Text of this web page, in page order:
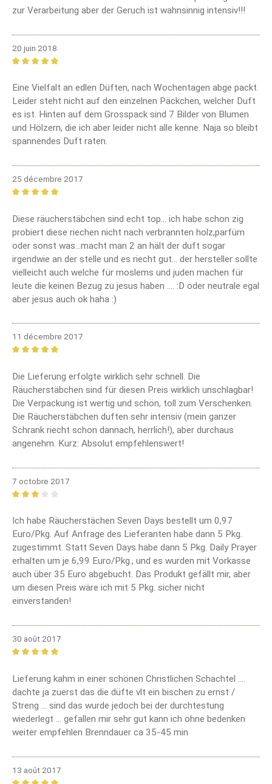
zur Verarbeitung aber der Geruch ist wahnsinnig intensiv!!!
20 juin 2018
Eine Vielfalt an edlen Düften, nach Wochentagen abge packt.
Leider steht nicht auf den einzelnen Päckchen, welcher Duft
es ist. Hinten auf dem Grosspack sind 7 Bilder von Blumen
und Hölzern, die ich aber leider nicht alle kenne. Naja so bleibt
spannendes Duft raten.
25 décembre 2017
Diese räucherstäbchen sind echt top... ich habe schon zig
probiert diese riechen nicht nach verbrannten holz,parfüm
oder sonst was...macht man 2 an hält der duft sogar
irgendwie an der stelle und es riecht gut... der hersteller sollte
vielleicht auch welche für moslems und juden machen für
leute die keinen Bezug zu jesus haben .... :D oder neutrale egal
aber jesus auch ok haha :)
11 décembre 2017
Die Lieferung erfolgte wirklich sehr schnell. Die
Räucherstäbchen sind für diesen Preis wirklich unschlagbar!
Die Verpackung ist wertig und schön, toll zum Verschenken.
Die Räucherstäbchen duften sehr intensiv (mein ganzer
Schrank riecht schon dannach, herrlich!), aber durchaus
angenehm. Kurz: Absolut empfehlenswert!
7 octobre 2017
Ich habe Räucherstächen Seven Days bestellt um 0,97
Euro/Pkg. Auf Anfrage des Lieferanten habe dann 5 Pkg.
zugestimmt. Statt Seven Days habe dann 5 Pkg. Daily Prayer
erhalten um je 6,99 Euro/Pkg., und es wurden mit Vorkasse
auch über 35 Euro abgebucht. Das Produkt gefällt mir, aber
um diesen Preis wäre ich mit 5 Pkg. sicher nicht
einverstanden!
30 août 2017
Lieferung kahm in einer schönen Christlichen Schachtel ....
dachte ja zuerst das die düfte vlt ein bischen zu ernst /
Streng ... sind das wurde jedoch bei der durchtestung
wiederlegt ... gefallen mir sehr gut kann ich ohne bedenken
weiter empfehlen Brenndauer ca 35-45 min
13 août 2017